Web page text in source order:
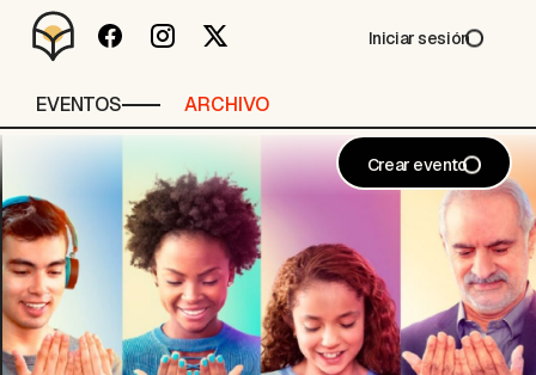
EVENTOS ARCHIVO
Iniciar sesión
Crear evento